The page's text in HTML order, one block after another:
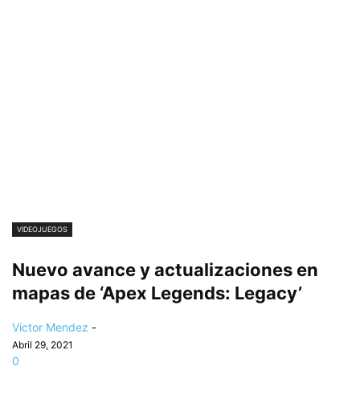
VIDEOJUEGOS
Nuevo avance y actualizaciones en
mapas de ‘Apex Legends: Legacy’
Victor Mendez -
Abril 29, 2021
0